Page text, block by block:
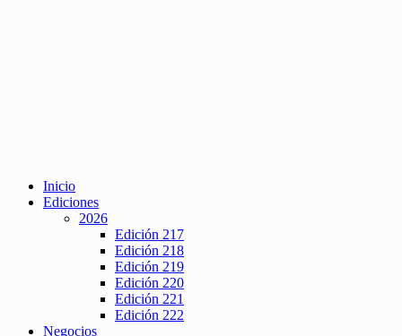
Inicio
Ediciones
2026
Edición 217
Edición 218
Edición 219
Edición 220
Edición 221
Edición 222
Negocios